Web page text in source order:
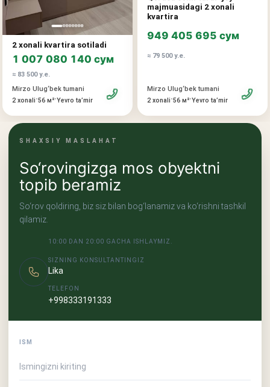
mulk bozorida yuqori likvidlikka ega.
2 xonali kvartira sotiladi
1 007 080 140 сум
≈ 83 500 у.е.
Mirzo Ulug‘bek tumani
2 xonali•56 м²•Yevro taʼmir
majmuasidagi 2 xonali
kvartira
949 405 695 сум
≈ 79 500 у.е.
Mirzo Ulug‘bek tumani
2 xonali•56 м²•Yevro taʼmir
SHAXSIY MASLAHAT
So‘rovingizga mos obyektni
topib beramiz
So‘rov qoldiring, biz siz bilan bog‘lanamiz va ko‘rishni tashkil
qilamiz.
10:00 DAN 20:00 GACHA ISHLAYMIZ.
SIZNING KONSULTANTINGIZ
Lika
TELEFON
+998333191333
ISM